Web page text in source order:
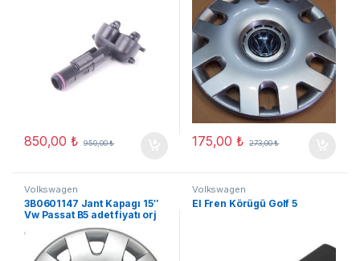
850,00₺ 950,00₺ 175,00₺ 273,00₺
Volkswagen
3B0601147 Jant Kapagı 15″
Vw Passat B5 adet fiyatı orj
Volkswagen
El Fren Körügü Golf 5